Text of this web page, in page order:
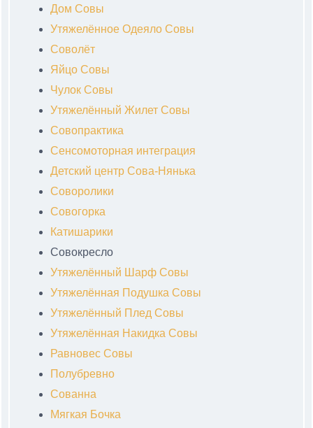
Дом Совы
Утяжелённое Одеяло Совы
Соволёт
Яйцо Совы
Чулок Совы
Утяжелённый Жилет Совы
Совопрактика
Сенсомоторная интеграция
Детский центр Сова-Нянька
Соворолики
Совогорка
Катишарики
Совокресло
Утяжелённый Шарф Совы
Утяжелённая Подушка Совы
Утяжелённый Плед Совы
Утяжелённая Накидка Совы
Равновес Совы
Полубревно
Сованна
Мягкая Бочка